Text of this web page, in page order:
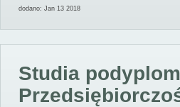
dodano: Jan 13 2018
Studia